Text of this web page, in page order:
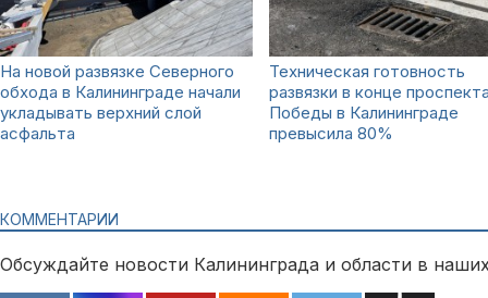
На новой развязке Северного
обхода в Калининграде начали
укладывать верхний слой
асфальта
Техническая готовность
развязки в конце
Победы в Калининграде
превысила 80%
КОММЕНТАРИИ
Обсуждайте новости Калининграда и области в